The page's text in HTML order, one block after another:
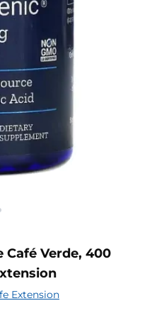
Café Verde, 400
Extension